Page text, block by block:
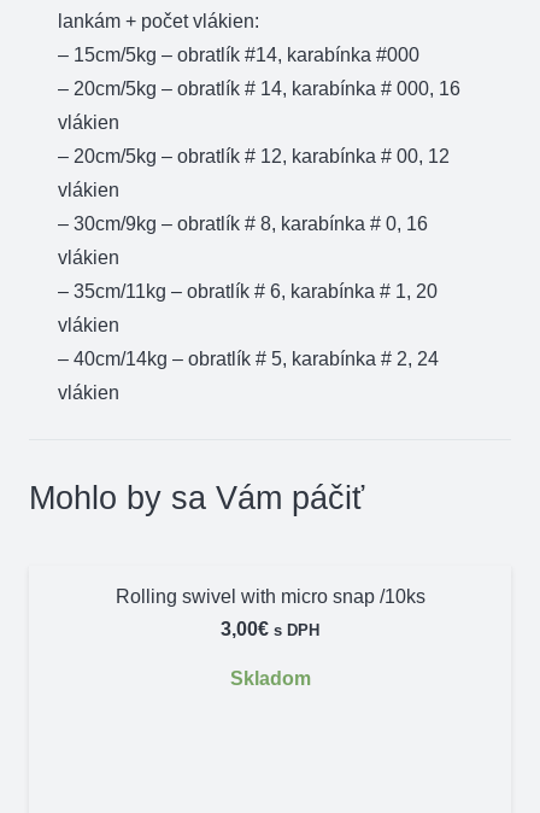
lankám + počet vlákien:
– 15cm/5kg – obratlík #14, karabínka #000
– 20cm/5kg – obratlík # 14, karabínka # 000, 16
vlákien
– 20cm/5kg – obratlík # 12, karabínka # 00, 12
vlákien
– 30cm/9kg – obratlík # 8, karabínka # 0, 16
vlákien
– 35cm/11kg – obratlík # 6, karabínka # 1, 20
vlákien
– 40cm/14kg – obratlík # 5, karabínka # 2, 24
vlákien
Mohlo by sa Vám páčiť
Rolling swivel with micro snap /10ks
3,00€ s DPH
Skladom